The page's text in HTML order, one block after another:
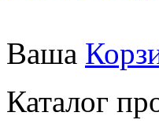
Ваша
Каталог